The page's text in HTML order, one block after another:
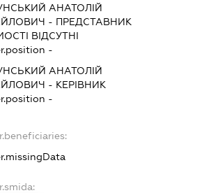
АНАТОЛІЙ
- ПРЕДСТАВНИК
ВІДСУТНІ
-
АНАТОЛІЙ
- КЕРІВНИК
-